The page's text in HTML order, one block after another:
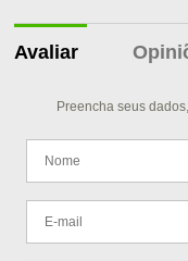
Avaliar
Preencha seus